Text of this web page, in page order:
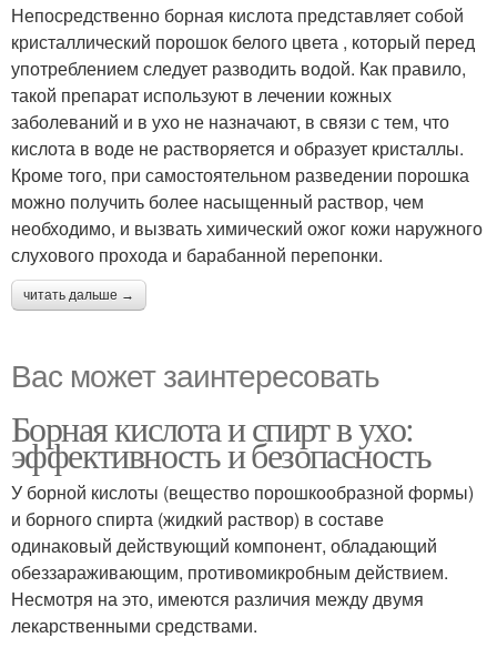
Непосредственно борная кислота представляет собой
кристаллический порошок белого цвета , который перед
употреблением следует разводить водой. Как правило,
такой препарат используют в лечении кожных
заболеваний и в ухо не назначают, в связи с тем, что
кислота в воде не растворяется и образует кристаллы.
Кроме того, при самостоятельном разведении порошка
можно получить более насыщенный раствор, чем
необходимо, и вызвать химический ожог кожи наружного
слухового прохода и барабанной перепонки.
читать дальше →
Вас может заинтересовать
Борная кислота и спирт в ухо:
эффективность и безопасность
У борной кислоты (вещество порошкообразной формы)
и борного спирта (жидкий раствор) в составе
одинаковый действующий компонент, обладающий
обеззараживающим, противомикробным действием.
Несмотря на это, имеются различия между двумя
лекарственными средствами.